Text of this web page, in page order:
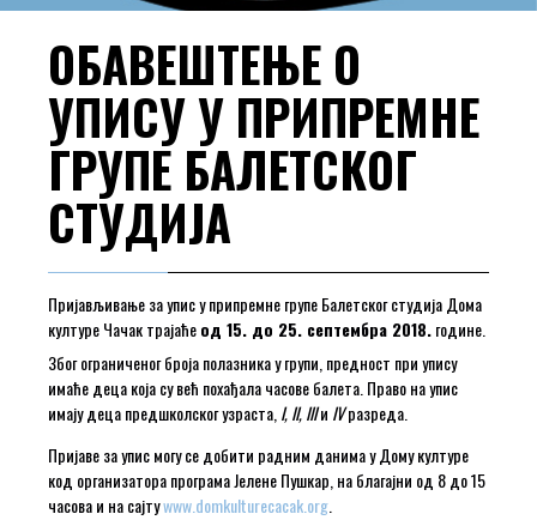
ОБАВЕШТЕЊЕ О
УПИСУ У ПРИПРЕМНЕ
ГРУПЕ БАЛЕТСКОГ
СТУДИЈА
Пријављивање за упис у припремне групе Балетског студија Дома
културе Чачак трајаћеод 15. до 25. септембра 2018.године.
Због ограниченог броја полазника у групи, предност при упису
имаће деца која су већ похађала часове балета. Право на упис
имају деца предшколског узраста,I, II, IIIи IVразреда.
Пријаве за упис могу се добити радним данима у Дому културе
код организатора програма Јелене Пушкар, на благајни од 8 до 15
часова и на сајтуwww.domkulturecacak.org.